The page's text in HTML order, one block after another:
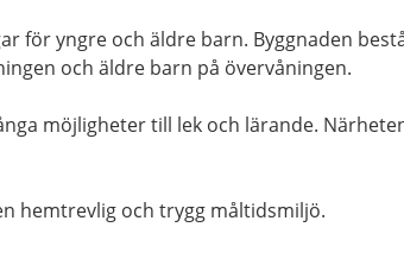
för yngre och äldre barn. Byggnaden
och äldre barn på övervåningen.
möjligheter till lek och lärande.
hemtrevlig och trygg måltidsmiljö.